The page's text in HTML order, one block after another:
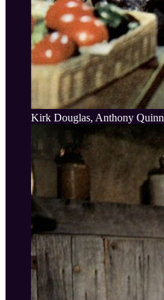
Kirk Douglas, Anthony Quinn